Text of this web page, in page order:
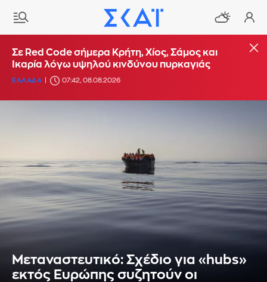
Σε Red Code σήμερα Κρήτη, Χίος, Σάμος και
Ικαρία λόγω υψηλού κινδύνου πυρκαγιάς
ΕΛΛΑΔΑ 07:42, 08.08.2026
Μεταναστευτικό: Σχέδιο για «hubs»
εκτός Ευρώπης συζητούν οι